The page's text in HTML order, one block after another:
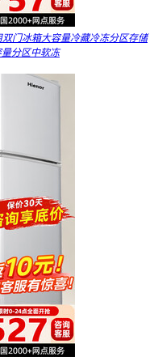
门冰箱大容量冷藏冷冻分区存储
量分区中软冻